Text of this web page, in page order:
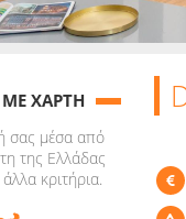
ΧΑΡΤΗ
σας μέσα από
της Ελλάδας
κριτήρια.